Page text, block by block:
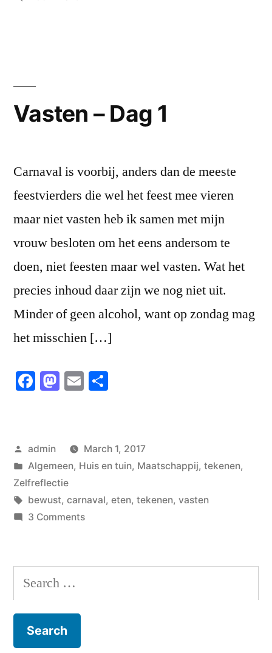
Vasten – Dag 1
Carnaval is voorbij, anders dan de meeste
feestvierders die wel het feest mee vieren
maar niet vasten heb ik samen met mijn
vrouw besloten om het eens andersom te
doen, niet feesten maar wel vasten. Wat het
precies inhoud daar zijn we nog niet uit.
Minder of geen alcohol, want op zondag mag
het misschien […]
Facebook
Mastodon
Email
Posted
by
admin
March 1, 2017
Posted
in
Algemeen, Huis en tuin, Maatschappij, tekenen,
Zelfreflectie
Tags:
bewust, carnaval, eten, tekenen, vasten
3 Commentson
Dag
Search
for: